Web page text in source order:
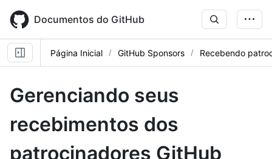
main
content
Documentos do GitHub
Página Inicial GitHub Sponsors Recebendo
Gerenciando seus
recebimentos dos
patrocinadores GitHub